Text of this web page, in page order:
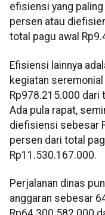
efisiensi yang
persen atau
total pagu awal
Efisiensi lainnya
kegiatan
Rp978.215.000 dari
Ada pula rapat,
diefisiensi sebesar
persen dari total
Rp11.530.167.000.
Perjalanan dinas
anggaran sebesar